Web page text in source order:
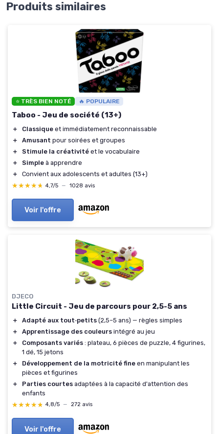
Produits similaires
⭐ TRÈS BIEN NOTÉ 🔥 POPULAIRE
Taboo - Jeu de société (13+)
＋ Classique et immédiatement reconnaissable
＋
Amusant pour soirées et groupes
＋
Stimule la créativité et le vocabulaire
＋
Simple à apprendre
＋
Convient aux adolescents et adultes (13+)
★★★★★
★★★★★ 4,7/5 — 1028 avis
Voir l'offre
DJECO
Little Circuit - Jeu de parcours pour 2,5-5 ans
＋ Adapté aux tout‑petits (2,5–5 ans) — règles simples
＋
Apprentissage des couleurs intégré au jeu
＋
Composants variés : plateau, 6 pièces de puzzle, 4 figurines,
1 dé, 15 jetons
＋
Développement de la motricité fine en manipulant les
pièces et figurines
＋
Parties courtes adaptées à la capacité d'attention des
enfants
★★★★★
★★★★★ 4,8/5 — 272 avis
Voir l'offre